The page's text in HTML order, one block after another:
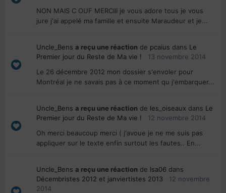
NON MAIS C OUF MERCIII je vous adore tous je vous
jure j'ai appelé ma famille et ensuite Maraudeur et je...
Uncle_Bens a reçu une réaction de pcaius dans Le
Premier jour du Reste de Ma vie !
13 novembre 2014
Le 26 décembre 2012 mon dossier s'envoler pour
Montréal je ne savais pas à ce moment qu j'embarquer...
Uncle_Bens a reçu une réaction de les_oiseaux dans Le
Premier jour du Reste de Ma vie !
12 novembre 2014
Oh merci beaucoup merci ( j'avoue je ne me suis pas
appliquer sur le texte enfin surtout les fautes.. En...
Uncle_Bens a reçu une réaction de Isa06 dans
Décembristes 2012 et janviertistes 2013
12 novembre
2014